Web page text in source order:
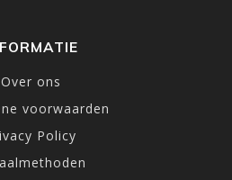
Over ons
voorwaarden
Policy